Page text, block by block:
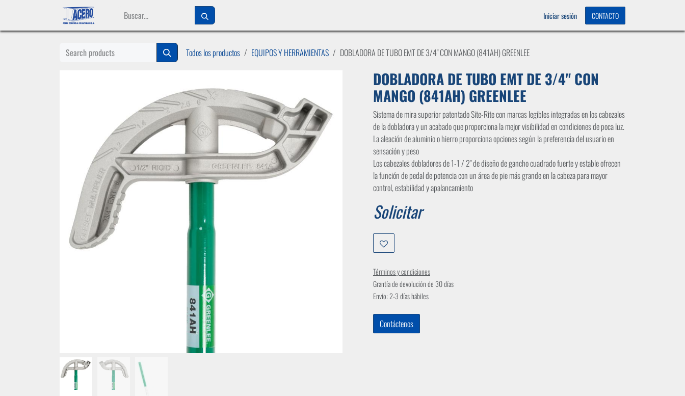
Iniciar sesión CONTACTO
Todos los productos EQUIPOS Y HERRAMIENTAS DOBLADORA DE TUBO EMT DE 3/4" CON MANGO (841AH) GREENLEE
DOBLADORA DE TUBO EMT DE 3/4" CON
MANGO (841AH) GREENLEE
Sistema de mira superior patentado Site-Rite con marcas legibles integradas en los cabezales
de la dobladora y un acabado que proporciona la mejor visibilidad en condiciones de poca luz.
La aleación de aluminio o hierro proporciona opciones según la preferencia del usuario en
sensación y peso
Los cabezales dobladores de 1-1 / 2" de diseño de gancho cuadrado fuerte y estable ofrecen
la función de pedal de potencia con un área de pie más grande en la cabeza para mayor
control, estabilidad y apalancamiento
Solicitar
Términos y condiciones
Grantía de devolución de 30 días
Envío: 2-3 días hábiles
Contáctenos